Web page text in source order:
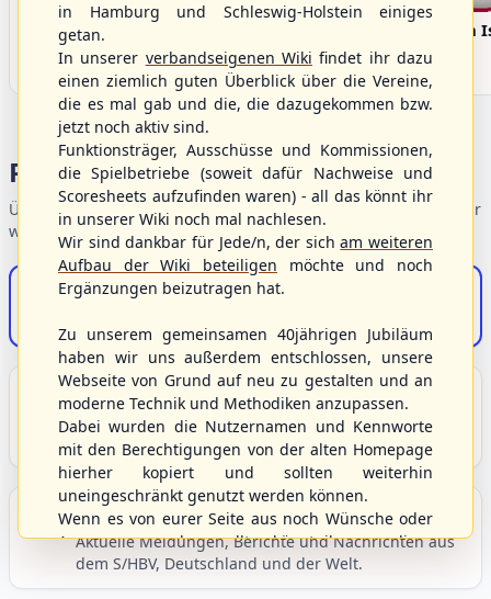
Bargenstedt
Beavers
Fehmarn
Portalbereiche
Übersicht der Verbandsbereiche – wählen Sie einen Einstieg für
weiterführende Informationen.
S/HBV-Shop
Unser Sport
Grundlagen und Hintergründe zu Baseball, Softball
und Baseball5.
Berichte und Neuigkeiten
Aktuelle Meldungen, Berichte und Nachrichten aus
dem S/HBV, Deutschland und der Welt.
in Hamburg und Schleswig-Holstein einiges
getan.
In unserer verbandseigenen Wiki findet ihr dazu
einen ziemlich guten Überblick über die Vereine,
die es mal gab und die, die dazugekommen bzw.
jetzt noch aktiv sind.
Funktionsträger, Ausschüsse und Kommissionen,
die Spielbetriebe (soweit dafür Nachweise und
Scoresheets aufzufinden waren) - all das könnt ihr
in unserer Wiki noch mal nachlesen.
Wir sind dankbar für Jede/n, der sicham weiteren
Aufbau der Wiki beteiligen möchte und noch
Ergänzungen beizutragen hat.
Zu unserem gemeinsamen 40jährigen Jubiläum
haben wir uns außerdem entschlossen, unsere
Webseite von Grund auf neu zu gestalten und an
moderne Technik und Methodiken anzupassen.
Dabei wurden die Nutzernamen und Kennworte
mit den Berechtigungen von der alten Homepage
hierher kopiert und sollten weiterhin
uneingeschränkt genutzt werden können.
Wenn es von eurer Seite aus noch Wünsche oder
Anregungen geben sollte, könnt ihr uns diese
gerne an die Verbandsadresseinfo@shbvnet.de
schicken.